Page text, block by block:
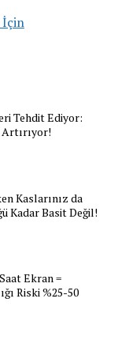
İçin
Tehdit Ediyor:
Artırıyor!
Kaslarınız da
Kadar Basit Değil!
Ekran =
Riski %25-50